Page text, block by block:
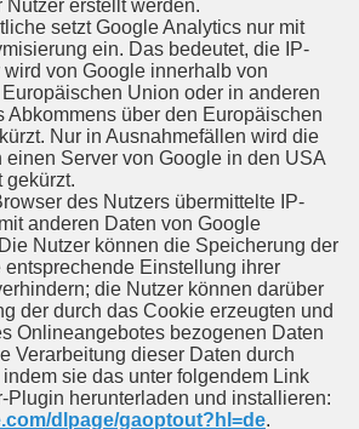
Nutzer erstellt werden.
setzt Google Analytics nur mit
ein. Das bedeutet, die IP-
von Google innerhalb von
Union oder in anderen
Abkommens über den Europäischen
Nur in Ausnahmefällen wird die
einen Server von Google in den USA
gekürzt.
des Nutzers übermittelte IP-
anderen Daten von Google
Nutzer können die Speicherung der
Einstellung ihrer
die Nutzer können darüber
der durch das Cookie erzeugten und
Onlineangebotes bezogenen Daten
Verarbeitung dieser Daten durch
sie das unter folgendem Link
Plugin herunterladen und installieren:
dlpage/gaoptout?hl=de.